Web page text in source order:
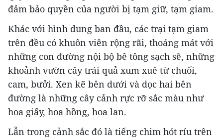
đảm bảo quyền của người bị tạm giữ, tạm giam.
Khác với hình dung ban đầu, các trại tạm giam
trên đều có khuôn viên rộng rãi, thoáng mát với
những con đường nội bộ bê tông sạch sẽ, những
khoảnh vườn cây trái quả xum xuê từ chuối,
cam, bưởi. Xen kẽ bên dưới và dọc hai bên
đường là những cây cảnh rực rỡ sắc màu như
hoa giấy, hoa hồng, hoa lan.
Lẫn trong cảnh sắc đó là tiếng chim hót ríu trên